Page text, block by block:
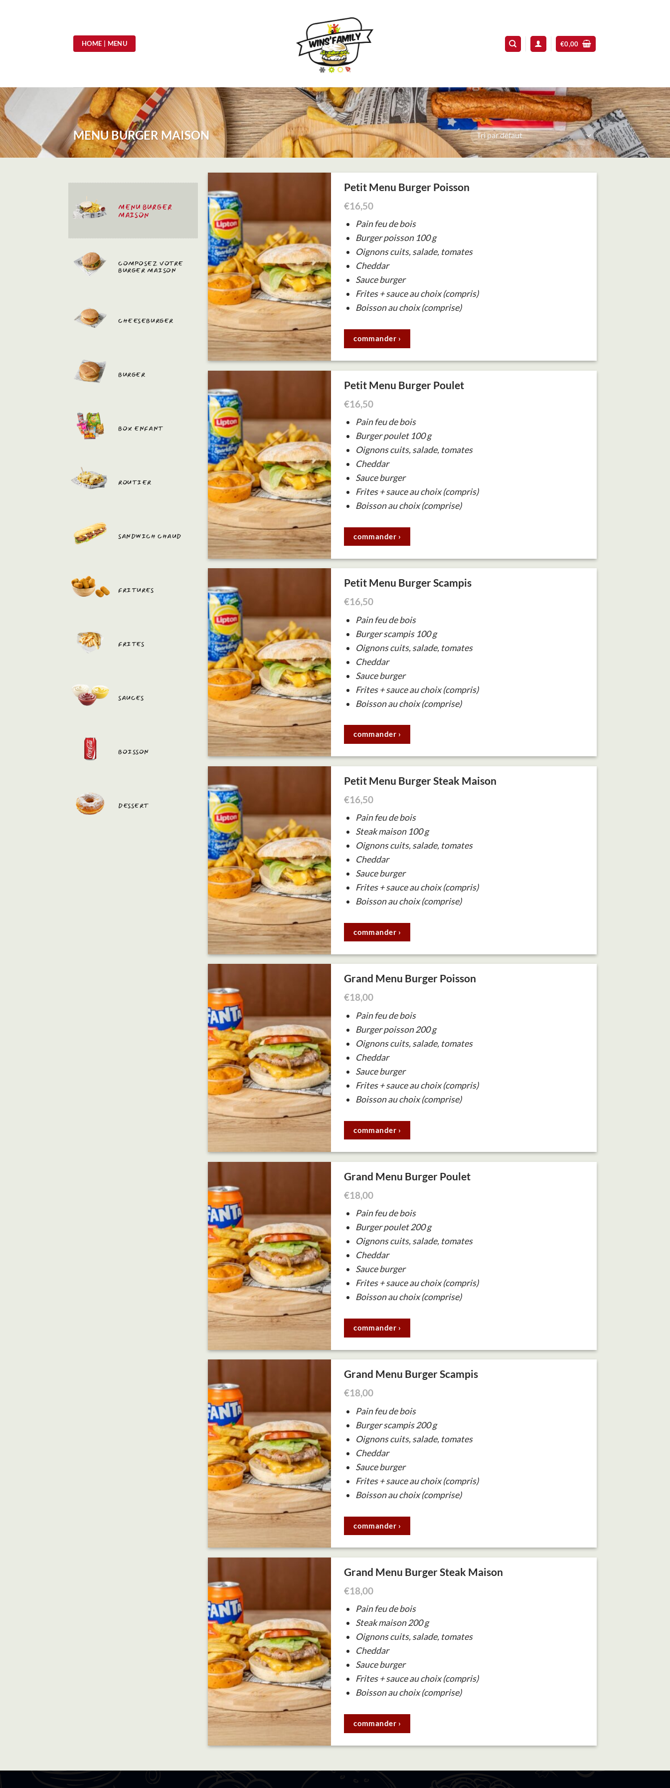
HOME | MENU €0,00
MENU BURGER MAISON
MENU BURGER
MAISON
COMPOSEZ VOTRE
BURGER MAISON
CHEESEBURGER
BURGER
BOX ENFANT
ROUTIER
SANDWICH CHAUD
FRITURES
FRITES
SAUCES
BOISSON
DESSERT
Petit Menu Burger Poisson
€16,50
Pain feu de bois
Burger poisson 100 g
Oignons cuits, salade, tomates
Cheddar
Sauce burger
Frites + sauce au choix (compris)
Boisson au choix (comprise)
commander ›
Petit Menu Burger Poulet
€16,50
Pain feu de bois
Burger poulet 100 g
Oignons cuits, salade, tomates
Cheddar
Sauce burger
Frites + sauce au choix (compris)
Boisson au choix (comprise)
commander ›
Petit Menu Burger Scampis
€16,50
Pain feu de bois
Burger scampis 100 g
Oignons cuits, salade, tomates
Cheddar
Sauce burger
Frites + sauce au choix (compris)
Boisson au choix (comprise)
commander ›
Petit Menu Burger Steak Maison
€16,50
Pain feu de bois
Steak maison 100 g
Oignons cuits, salade, tomates
Cheddar
Sauce burger
Frites + sauce au choix (compris)
Boisson au choix (comprise)
commander ›
Grand Menu Burger Poisson
€18,00
Pain feu de bois
Burger poisson 200 g
Oignons cuits, salade, tomates
Cheddar
Sauce burger
Frites + sauce au choix (compris)
Boisson au choix (comprise)
commander ›
Grand Menu Burger Poulet
€18,00
Pain feu de bois
Burger poulet 200 g
Oignons cuits, salade, tomates
Cheddar
Sauce burger
Frites + sauce au choix (compris)
Boisson au choix (comprise)
commander ›
Grand Menu Burger Scampis
€18,00
Pain feu de bois
Burger scampis 200 g
Oignons cuits, salade, tomates
Cheddar
Sauce burger
Frites + sauce au choix (compris)
Boisson au choix (comprise)
commander ›
Grand Menu Burger Steak Maison
€18,00
Pain feu de bois
Steak maison 200 g
Oignons cuits, salade, tomates
Cheddar
Sauce burger
Frites + sauce au choix (compris)
Boisson au choix (comprise)
commander ›